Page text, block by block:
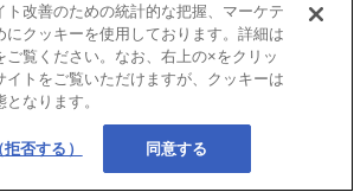
ト改善のための統計的な把握、マーケテ
にクッキーを使用しております。詳細は
ご覧ください。なお、右上の×をクリッ
イトをご覧いただけますが、クッキーは
なります。
否する） 同意する